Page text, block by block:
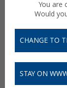
You are
Would
CHANGE TO
STAY ON